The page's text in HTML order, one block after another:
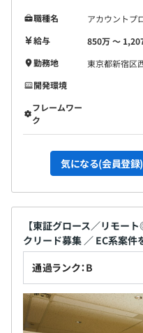
【開発環境】
言語：Java、Swift、
バージョン管理：Git、
フレームワーク：Spring
React.js、jQuery
インフラ：AWS（ELB
DynamoDB）
CI：Jenkins、
DB：MySQL、
コミュニケーションツー
トによりChatwork、
ナレッジの共有：
開発スタイル：アジャイ
職種名
アカウントプ
給与
850万 〜
勤務地
東京都新宿区
開発環境
フレームワー
ク
気になる(会員登録)
【東証グロース／リモー
クリード募集 ／ EC系案件
通過ランク：B